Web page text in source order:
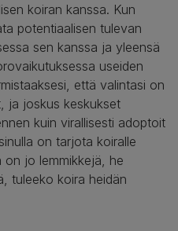
koiran kanssa. Kun
potentiaalisen tulevan
sen kanssa ja yleensä
useiden
että valintasi on
ja joskus keskukset
kuin virallisesti adoptoit
on tarjota koiralle
on jo lemmikkejä, he
tuleeko koira heidän